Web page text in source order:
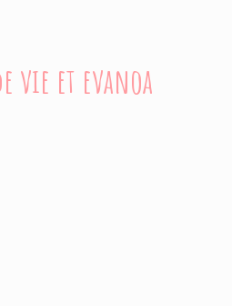
vie et evanoa